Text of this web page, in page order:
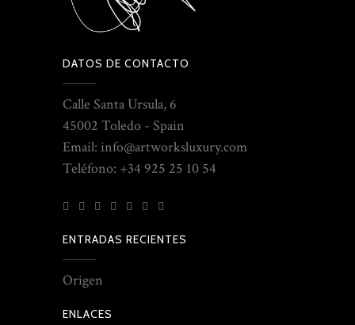
DATOS DE CONTACTO
Calle Santa Ursula, 6
45002 Toledo - Spain
Email: info@artworksluxury.com
Teléfono: +34 925 25 10 54
ENTRADAS RECIENTES
Origen
ENLACES